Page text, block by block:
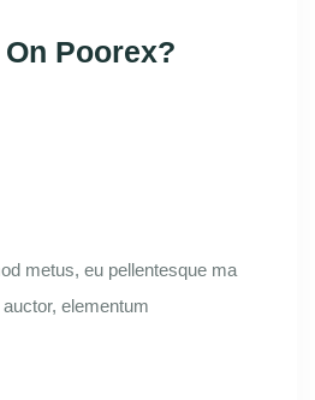
Poorex?
metus, eu pellentesque ma
elementum